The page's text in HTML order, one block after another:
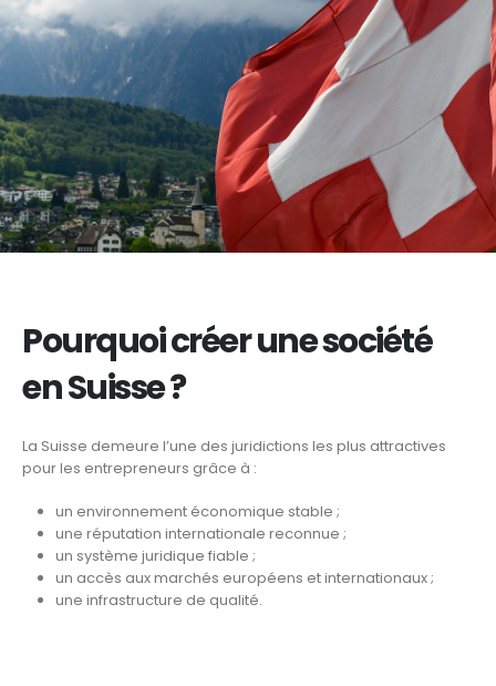
Pourquoi créer une société
en Suisse ?
La Suisse demeure l’une des juridictions les plus attractives
pour les entrepreneurs grâce à :
un environnement économique stable ;
une réputation internationale reconnue ;
un système juridique fiable ;
un accès aux marchés européens et internationaux ;
une infrastructure de qualité.